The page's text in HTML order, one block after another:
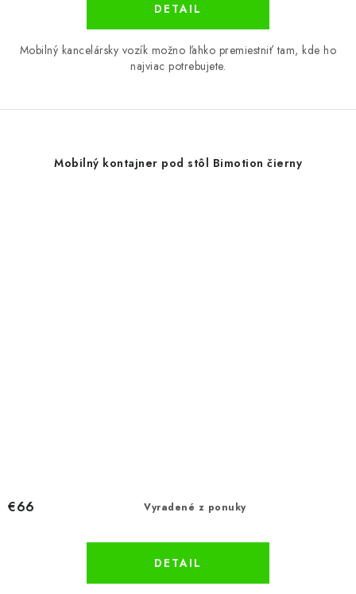
DETAIL
Mobilný kancelársky vozík možno ľahko premiestniť tam, kde ho
najviac potrebujete.
Mobilný kontajner pod stôl Bimotion čierny
Vyradené z ponuky
€66
DETAIL